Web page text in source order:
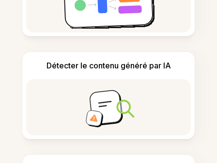
Détecter le contenu généré par IA